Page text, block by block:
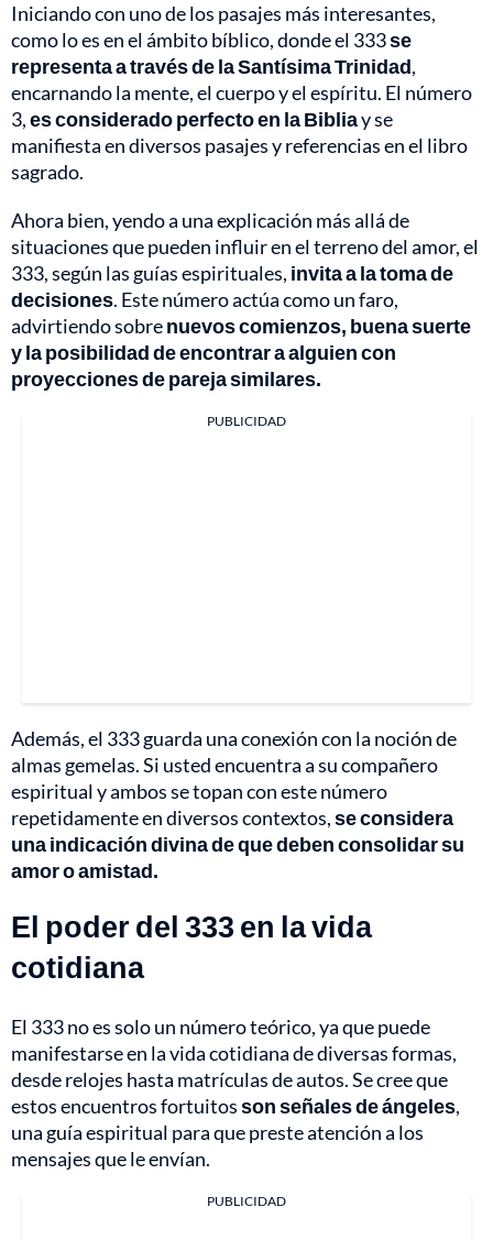
Iniciando con uno de los pasajes más interesantes,
como lo es en el ámbito bíblico, donde el 333se
representa a través de la Santísima Trinidad,
encarnando la mente, el cuerpo y el espíritu. El número
3,es considerado perfecto en la Bibliay se
manifiesta en diversos pasajes y referencias en el libro
sagrado.
Ahora bien, yendo a una explicación más allá de
situaciones que pueden influir en el terreno del amor, el
333, según las guías espirituales, invita a la toma de
decisiones. Este número actúa como un faro,
advirtiendo sobrenuevos comienzos, buena suerte
y la posibilidad de encontrar a alguien con
proyecciones de pareja similares.
PUBLICIDAD
Además, el 333 guarda una conexión con la noción de
almas gemelas. Si usted encuentra a su compañero
espiritual y ambos se topan con este número
repetidamente en diversos contextos,se considera
una indicación divina de que deben consolidar su
amor o amistad.
El poder del 333 en la vida
cotidiana
El 333 no es solo un número teórico, ya que puede
manifestarse en la vida cotidiana de diversas formas,
desde relojes hasta matrículas de autos. Se cree que
estos encuentros fortuitosson señales de ángeles,
una guía espiritual para que preste atención a los
mensajes que le envían.
PUBLICIDAD